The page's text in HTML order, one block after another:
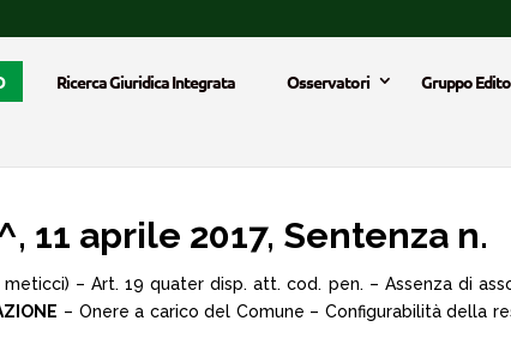
Ricerca Giuridica Integrata Osservatori Gruppo
11 aprile 2017, Sentenza n.
– Art. 19 quater disp. att. cod. pen. – Assenza di
– Onere a carico del Comune – Configurabilità della